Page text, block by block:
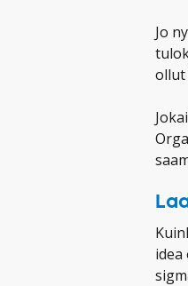
Jo
ollut